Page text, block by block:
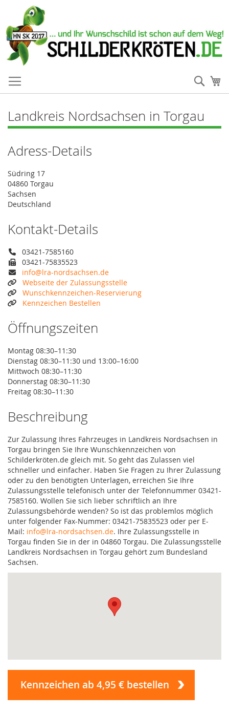
Landkreis Nordsachsen in Torgau
Adress-Details
Südring 17
04860 Torgau
Sachsen
Deutschland
Kontakt-Details
03421-7585160
03421-75835523
info@lra-nordsachsen.de
Webseite der Zulassungsstelle
Wunschkennzeichen-Reservierung
Kennzeichen Bestellen
Öffnungszeiten
Montag 08:30–11:30
Dienstag 08:30–11:30 und 13:00–16:00
Mittwoch 08:30–11:30
Donnerstag 08:30–11:30
Freitag 08:30–11:30
Beschreibung
Zur Zulassung Ihres Fahrzeuges in Landkreis Nordsachsen in
Torgau bringen Sie Ihre Wunschkennzeichen von
Schilderkröten.de gleich mit. So geht das Zulassen viel
schneller und einfacher. Haben Sie Fragen zu Ihrer Zulassung
oder zu den benötigten Unterlagen, erreichen Sie Ihre
Zulassungsstelle telefonisch unter der Telefonnummer 03421-
7585160. Wollen Sie sich lieber schriftlich an Ihre
Zulassungsbehörde wenden? So ist das problemlos möglich
unter folgender Fax-Nummer: 03421-75835523 oder per E-
Mail: info@lra-nordsachsen.de. Ihre Zulassungsstelle in
Torgau finden Sie in der in 04860 Torgau. Die Zulassungsstelle
Landkreis Nordsachsen in Torgau gehört zum Bundesland
Sachsen.
Kennzeichen ab 4,95 € bestellen